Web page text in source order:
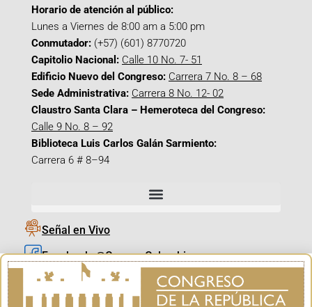
Horario de atención al público:
Lunes a Viernes de 8:00 am a 5:00 pm
Conmutador: (+57) (601) 8770720
Capitolio Nacional: Calle 10 No. 7- 51
Edificio Nuevo del Congreso: Carrera 7 No. 8 – 68
Sede Administrativa: Carrera 8 No. 12- 02
Claustro Santa Clara – Hemeroteca del Congreso:
Calle 9 No. 8 – 92
Biblioteca Luis Carlos Galán Sarmiento:
Carrera 6 # 8–94
Señal en Vivo
Facebook_@CamaraColombia
Instagram_@CamaraColombia